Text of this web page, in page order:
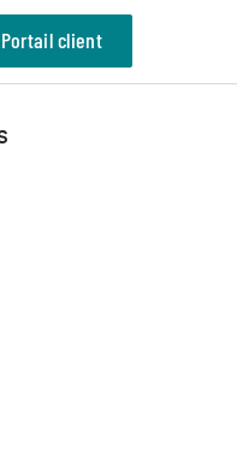
Portail client